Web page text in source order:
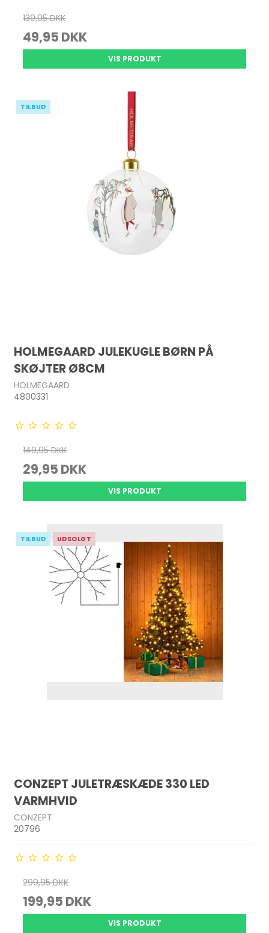
139,95 DKK
49,95 DKK
VIS PRODUKT
TILBUD
HOLMEGAARD JULEKUGLE BØRN PÅ
SKØJTER Ø8CM
HOLMEGAARD
4800331
149,95 DKK
29,95 DKK
VIS PRODUKT
TILBUD UDSOLGT
CONZEPT JULETRÆSKÆDE 330 LED
VARMHVID
CONZEPT
20796
299,95 DKK
199,95 DKK
VIS PRODUKT